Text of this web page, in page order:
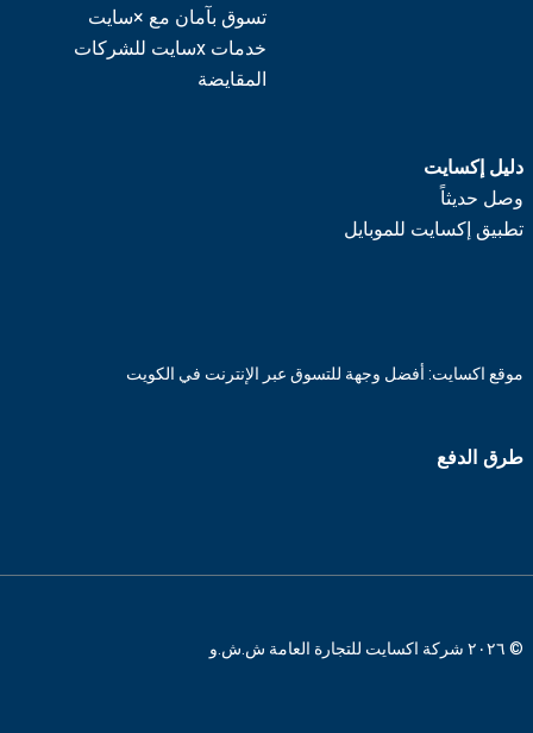
تسوق بآمان مع ×سايت
خدمات xسايت للشركات
المقايضة
دليل إكسايت
وصل حديثاً
تطبيق إكسايت للموبايل
موقع اكسايت: أفضل وجهة للتسوق عبر الإنترنت في الكويت
طرق الدفع
© ٢٠٢٦ شركة اكسايت للتجارة العامة ش.ش.و